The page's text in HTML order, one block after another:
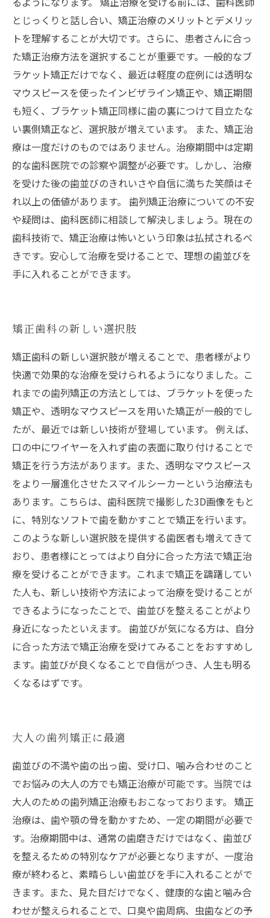
とじっくりと話し合い、矯正治療のメリットとデメリッ
トを理解することが大切です。さらに、患者さんに合っ
た矯正治療方法を選択することが重要です。一般的なブ
ラケット矯正だけでなく、最近は軽度の症例には透明な
マウスピースを使ったインビザライン矯正や、矯正期間
も短く、ブラケット矯正同様に歯の裏につけて目立たな
い裏側矯正など、選択肢が増えています。 また、矯正治
療は一度だけのものではありません。治療期間中は定期
的な歯科医院での診察や調整が必要です。しかし、治療
を受けた後の歯並びのきれいさや自信に満ちた笑顔はそ
れ以上の価値があります。 歯列矯正治療についての不安
や疑問は、歯科医師に相談して解決しましょう。現在の
歯科技術で、矯正治療は怖いという印象は払拭されるべ
きです。安心して治療を受けることで、理想の歯並びを
手に入れることができます。
矯正歯科の新しい選択肢
矯正歯科の新しい選択肢が増えることで、患者様がより
快適で効果的な治療を受けられるようになりました。こ
れまでの歯列矯正の方法としては、ブラケットを使った
矯正や、透明なマウスピースを用いた矯正が一般的でし
たが、最近では新しい技術が登場しています。 例えば、
口の中にワイヤーを入れず歯の表面に取り付けることで
矯正を行う方法があります。また、透明なマウスピース
をより一層進化させたスマイルシーカーという治療法も
あります。こちらは、歯科医院で撮影した3D画像をもと
に、特別なソフトで歯を動かすことで矯正を行います。
このような新しい選択肢を提供する歯医者も増えてきて
おり、患者様にとってはより自分に合った方法で矯正治
療を受けることができます。これまで矯正を躊躇してい
た人も、新しい技術や方法によって治療を受けることが
できるようになったことで、歯並びを整えることがより
身近になったといえます。 歯並びが気になる方は、自分
に合った方法で矯正治療を受けてみることをおすすめし
ます。歯並びが良くなることで自信がつき、人生も明る
くなるはずです。
大人の歯列矯正に最適
歯並びの不満や歯の出っ歯、受け口、噛み合わせのこと
でお悩みの大人の方でも矯正治療が可能です。当院では
大人のための歯列矯正治療もおこなっております。 矯正
治療は、歯や顎の骨を動かすため、一定の期間が必要で
す。治療期間中は、通常の歯磨きだけではなく、歯並び
を整えるための特別なケアが必要となりますが、一度治
療が終わると、素晴らしい歯並びを手に入れることがで
きます。また、見た目だけでなく、健康的な歯と噛み合
わせが整えられることで、口臭や歯周病、虫歯などの予